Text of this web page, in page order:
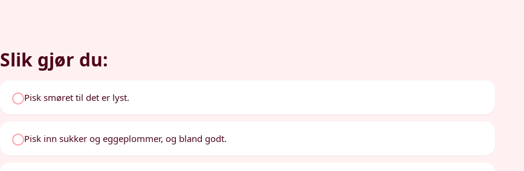
Slik gjør du:
Pisk smøret til det er lyst.
Pisk inn sukker og eggeplommer, og bland godt.